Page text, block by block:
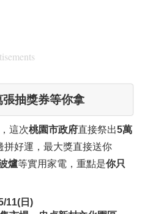
抽獎券等你拿
這次桃園市政府直接祭出5萬
拼好運，最大獎直接送你
爐等實用家電，重點是你只
11(日)